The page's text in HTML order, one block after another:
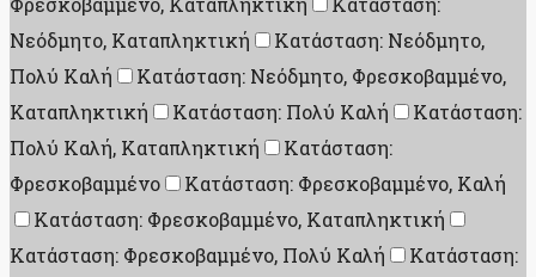
Νεόδμητο, Καταπληκτική
Κατάσταση: Νεόδμητο,
Πολύ Καλή
Κατάσταση: Νεόδμητο, Φρεσκοβαμμένο,
Καταπληκτική
Κατάσταση: Πολύ Καλή
Κατάσταση:
Πολύ Καλή, Καταπληκτική
Κατάσταση:
Φρεσκοβαμμένο
Κατάσταση: Φρεσκοβαμμένο, Καλή
Κατάσταση: Φρεσκοβαμμένο, Καταπληκτική
Κατάσταση: Φρεσκοβαμμένο, Πολύ Καλή
Κατάσταση: